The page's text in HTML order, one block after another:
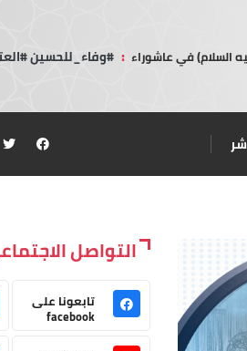
السلام) في عاشوراء : #وفاء_للحسين
التواصل
تابعونا على
facebook